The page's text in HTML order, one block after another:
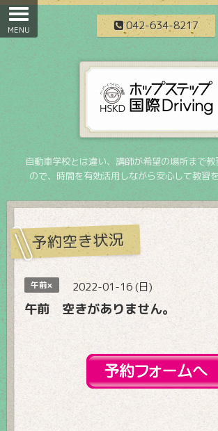
042-634-8217
自動車学校とは違い、講師が希望の場所まで
ので、時間を有効活用しながら安心して教習
予約空き状況
午前× 2022-01-16 (日)
午前 空きがありません。